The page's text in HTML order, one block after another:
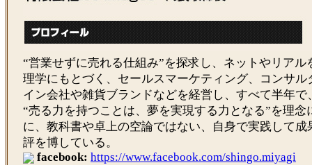
“営業せずに売れる仕組み”を探求し、ネットやリア
理学にもとづく、セールスマーケティング、コンサ
イン会社や雑貨ブランドなどを経営し、すべて半年
“売る力を持つことは、夢を実現する力となる”を理
に、教科書や卓上の空論ではない、自身で実践して
評を博している。
facebook: https://www.facebook.com/shingo.miyagi